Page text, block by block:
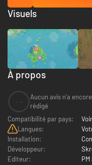
À propos
Aucun avis n'a
rédigé
Compatibilité par pays:
Langues:
Installation:
Développeur:
Editeur:
Visuels